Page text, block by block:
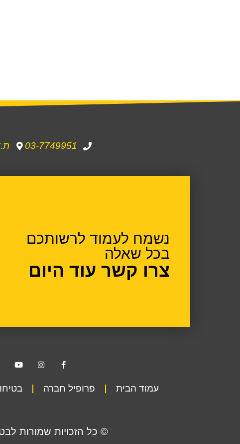
03-7749951 ת.ד 68
נשמח לעמוד לרשותכם
בכל שאלה
צרו קשר עוד היום
עמוד הבית פרופיל חברה
© כל הזכויות שמורות